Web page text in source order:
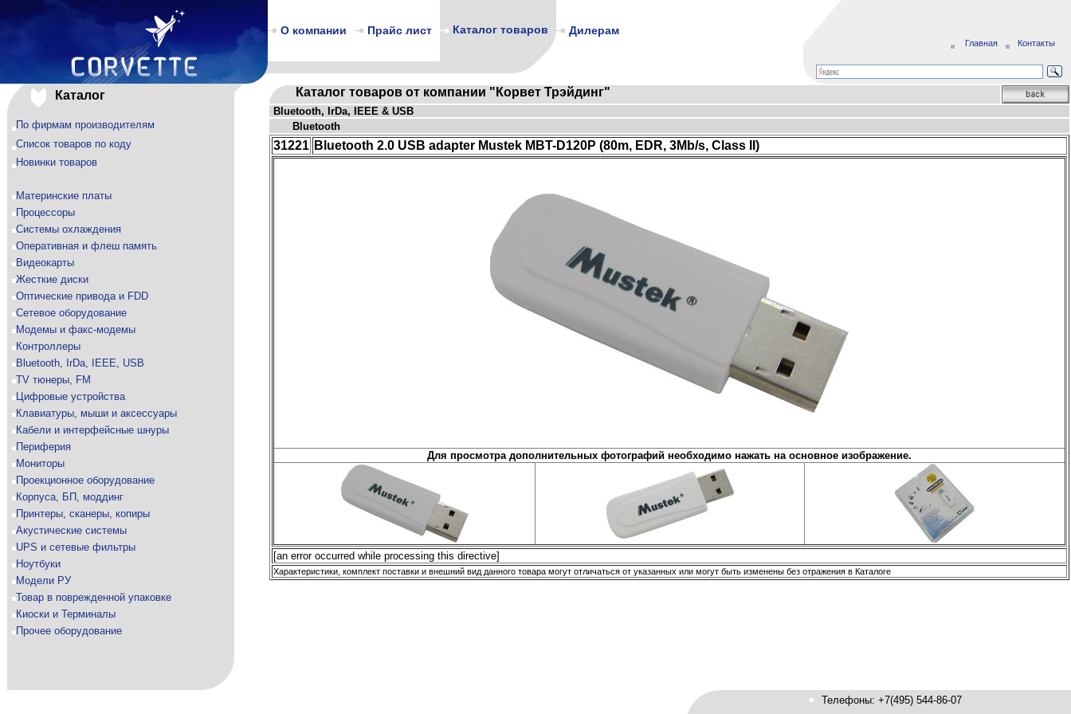
О компании Прайс лист Каталог товаров Дилерам
Главная Контакты
Каталог
По фирмам производителям
Список товаров по коду
Новинки товаров
Материнские платы
Процессоры
Системы охлаждения
Оперативная и флеш память
Видеокарты
Жесткие диски
Оптические привода и FDD
Сетевое оборудование
Модемы и факс-модемы
Контроллеры
Bluetooth, IrDa, IEEE, USB
TV тюнеры, FM
Цифровые устройства
Клавиатуры, мыши и аксессуары
Кабели и интерфейсные шнуры
Периферия
Мониторы
Проекционное оборудование
Корпуса, БП, моддинг
Принтеры, сканеры, копиры
Акустические системы
UPS и сетевые фильтры
Ноутбуки
Модели РУ
Товар в поврежденной упаковке
Киоски и Терминалы
Прочее оборудование
Каталог товаров от компании "Корвет Трэйдинг"
Bluetooth, IrDa, IEEE & USB
Bluetooth
31221 Bluetooth 2.0 USB adapter Mustek MBT-D120P (80m, EDR, 3Mb/s, Class II)
Для просмотра дополнительных фотографий необходимо нажать на основное изображение.
[an error occurred while processing this directive]
Характеристики, комплект поставки и внешний вид данного товара могут отличаться от указанных или могут быть изменены без отражения в Каталоге
Телефоны: +7(495) 544-86-07